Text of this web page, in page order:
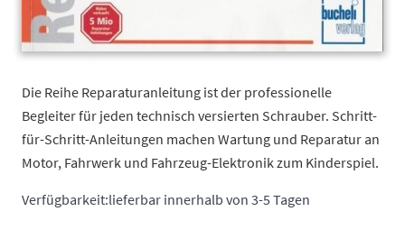
Die Reihe Reparaturanleitung ist der professionelle
Begleiter für jeden technisch versierten Schrauber. Schritt-
für-Schritt-Anleitungen machen Wartung und Reparatur an
Motor, Fahrwerk und Fahrzeug-Elektronik zum Kinderspiel.
Verfügbarkeit:lieferbar innerhalb von 3-5 Tagen